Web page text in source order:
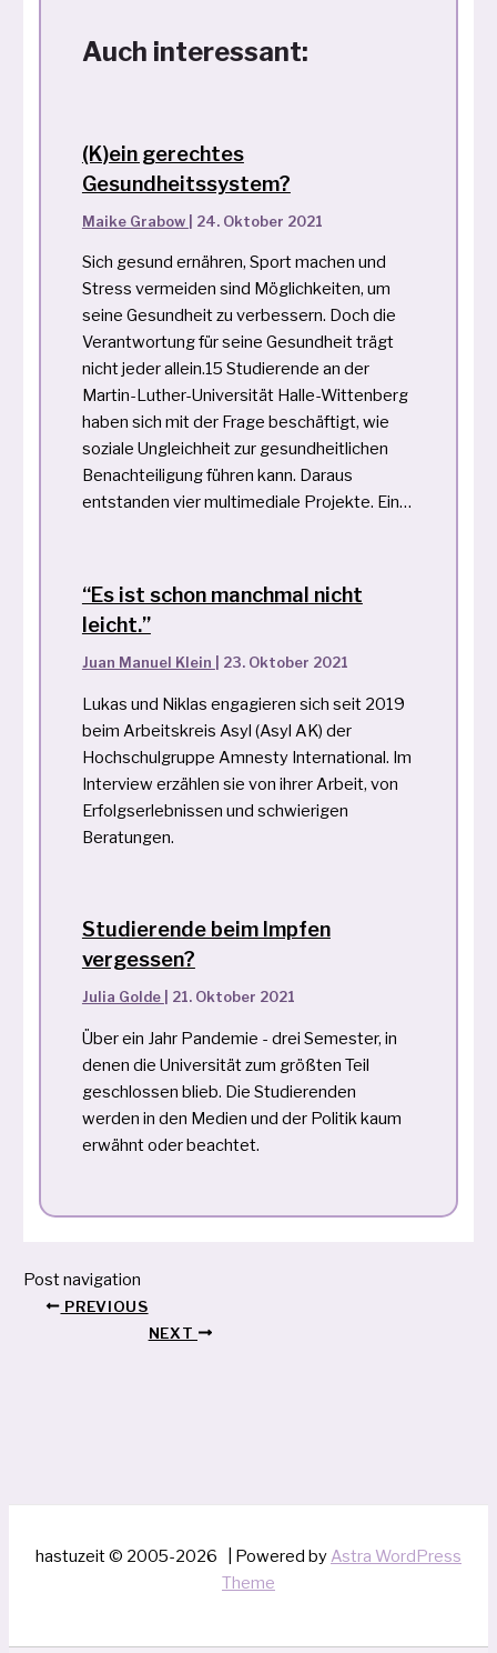
Auch interessant:
(K)ein gerechtes
Gesundheitssystem?
Maike Grabow 24. Oktober 2021
Sich gesund ernähren, Sport machen und
Stress vermeiden sind Möglichkeiten, um
seine Gesundheit zu verbessern. Doch die
Verantwortung für seine Gesundheit trägt
nicht jeder allein.15 Studierende an der
Martin-Luther-Universität Halle-Wittenberg
haben sich mit der Frage beschäftigt, wie
soziale Ungleichheit zur gesundheitlichen
Benachteiligung führen kann. Daraus
entstanden vier multimediale Projekte. Ein…
“Es ist schon manchmal nicht
leicht.”
Juan Manuel Klein 23. Oktober 2021
Lukas und Niklas engagieren sich seit 2019
beim Arbeitskreis Asyl (Asyl AK) der
Hochschulgruppe Amnesty International. Im
Interview erzählen sie von ihrer Arbeit, von
Erfolgserlebnissen und schwierigen
Beratungen.
Studierende beim Impfen
vergessen?
Julia Golde 21. Oktober 2021
Über ein Jahr Pandemie - drei Semester, in
denen die Universität zum größten Teil
geschlossen blieb. Die Studierenden
werden in den Medien und der Politik kaum
erwähnt oder beachtet.
Post navigation
PREVIOUS
NEXT
hastuzeit © 2005-2026 | Powered by Astra WordPress
Theme